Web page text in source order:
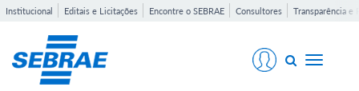
Institucional Editais e Licitações Encontre o SEBRAE Consultores Transparência e
Toggle